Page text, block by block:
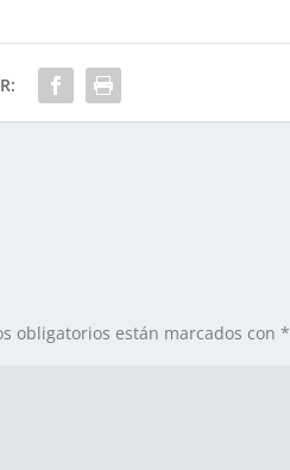
obligatorios están marcados con*